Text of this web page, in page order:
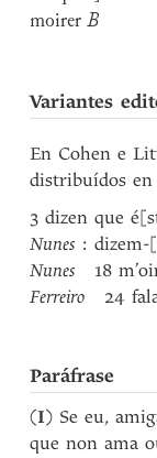
moirerB
Variantes
En Cohen e
distribuídos en
3 dizen que
Nunes :
Nunes 18
Ferreiro 24
Paráfrase
(I) Se eu,
que non ama